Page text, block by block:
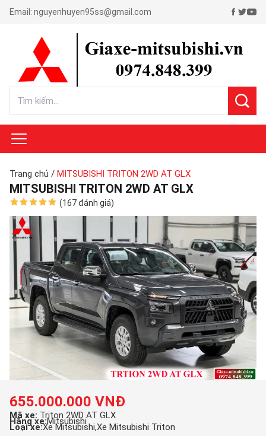
Email: nguyenhuyen95ss@gmail.com
Trang chủ / MITSUBISHI TRITON 2WD AT GLX
MITSUBISHI TRITON 2WD AT GLX
(167 đánh giá)
655.000.000 VNĐ
Mã xe: Triton 2WD AT GLX
Hãng xe:Mitsubishi
Loại xe:Xe Mitsubishi Xe Mitsubishi Triton